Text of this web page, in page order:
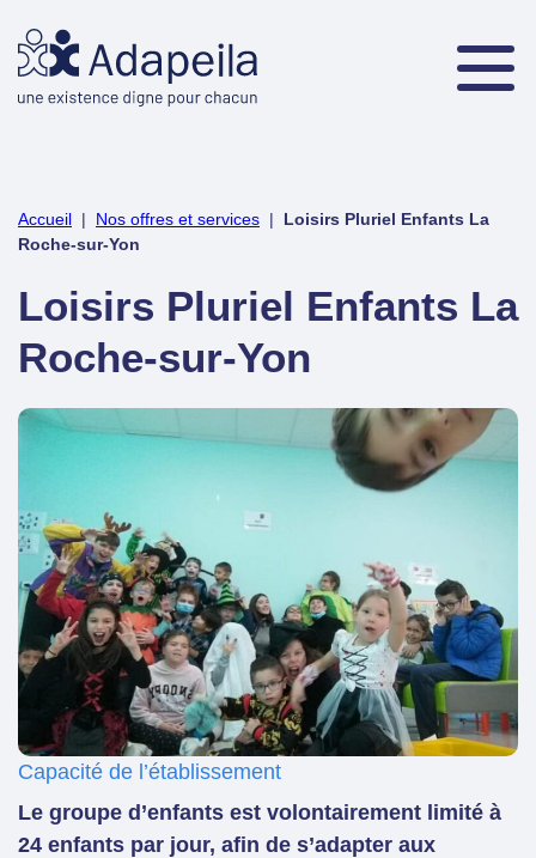
Accueil | Nos offres et services |
Loisirs Pluriel Enfants La
Roche-sur-Yon
Loisirs Pluriel Enfants La
Roche-sur-Yon
Capacité de l’établissement
Le groupe d’enfants est volontairement limité à
24 enfants par jour, afin de s’adapter aux